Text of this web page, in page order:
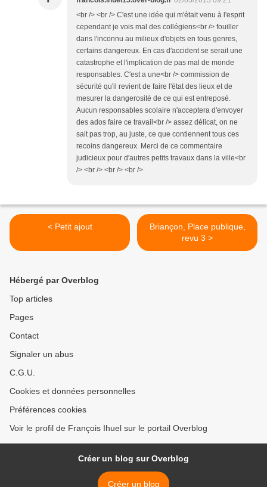
<br /> <br /> C'est une idée qui m'était venu à l'esprit
cependant je vois mal des collégiens<br /> fouiller
dans l'inconnu au milieux d'objets en tous genres,
certains dangereux. En cas d'accident se serait une
catastrophe et l'implication de pas mal de monde
responsables. C'est a une<br /> commission de
sécurité qu'il revient de faire l'état des lieux et de
mesurer la dangerosité de ce qui est entreposé.
Aucun responsables scolaire n'acceptera d'envoyer
des ados faire ce travail<br /> assez délicat, on ne
sait pas trop, au juste, ce que contiennent tous ces
recoins dangereux. Merci de ce commentaire
judicieux pour d'autres petits travaux dans la ville<br
/> <br /> <br /> <br />
< Petit ajout
Briançon, Place publique,
revu 3 >
Hébergé par Overblog
Top articles
Pages
Contact
Signaler un abus
C.G.U.
Cookies et données personnelles
Préférences cookies
Voir le profil de François Ihuel sur le portail Overblog
Créer un blog sur Overblog
Créer un blog